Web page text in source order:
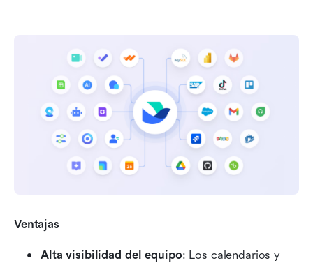
Ventajas
Alta visibilidad del equipo: Los calendarios y